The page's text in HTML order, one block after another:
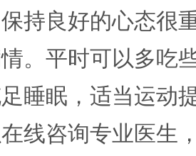
持良好的心态很
。平时可以多吃
睡眠，适当运动
线咨询专业医生